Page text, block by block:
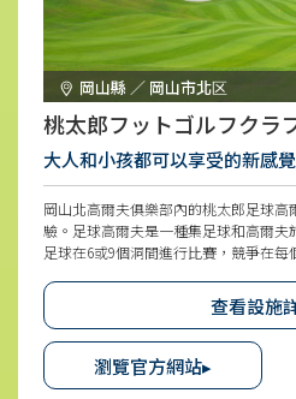
岡山縣 ／ 岡山市北区
桃太郎フットゴルフクラ
大人和小孩都可以享受的新感
岡山北高爾夫俱樂部內的桃太郎足球
驗。足球高爾夫是一種集足球和高爾
足球在6或9個洞間進行比賽，競爭在
參與。
查看設施
瀏覽官方網站▸